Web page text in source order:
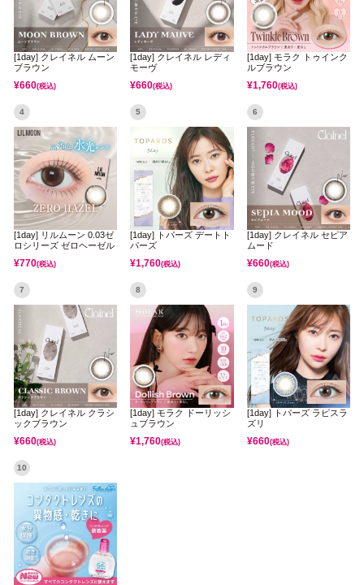
[1day] クレイネル ムーン
ブラウン
¥660(税込)
[1day] クレイネル レディ
モーヴ
¥660(税込)
[1day] モラク トゥインク
ルブラウン
¥1,760(税込)
4
[1day] リルムーン 0.03ゼ
ロシリーズ ゼロヘーゼル
¥770(税込)
5
[1day] トパーズ デートト
パーズ
¥1,760(税込)
6
[1day] クレイネル セピア
ムード
¥660(税込)
7
[1day] クレイネル クラシ
ックブラウン
¥660(税込)
8
[1day] モラク ドーリッシ
ュブラウン
¥1,760(税込)
9
[1day] トパーズ ラピスラ
ズリ
¥660(税込)
10